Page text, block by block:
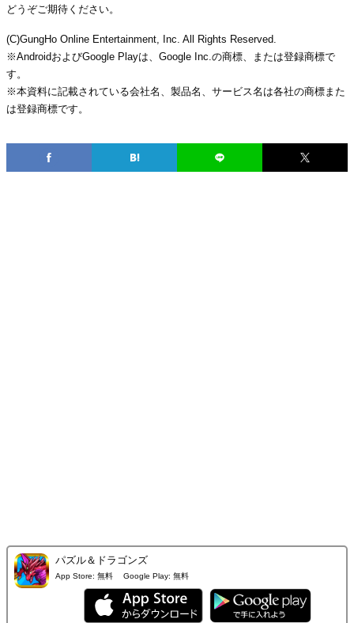
どうぞご期待ください。
(C)GungHo Online Entertainment, Inc. All Rights Reserved.
※AndroidおよびGoogle Playは、Google Inc.の商標、または登録商標で
す。
※本資料に記載されている会社名、製品名、サービス名は各社の商標また
は登録商標です。
パズル＆ドラゴンズ
App Store: 無料 Google Play: 無料